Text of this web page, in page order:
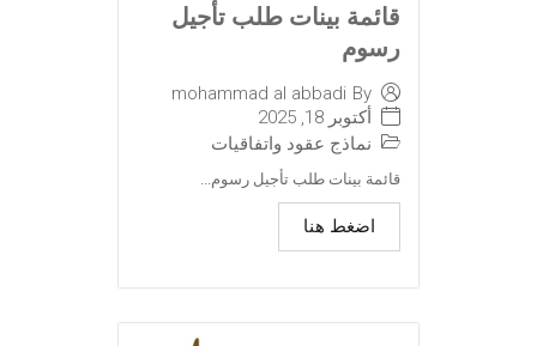
قائمة بينات طلب تأجيل
رسوم
By
mohammad al abbadi
أكتوبر 18, 2025
نماذج عقود واتفاقيات
قائمة بينات طلب تأجيل رسوم...
اضغط هنا